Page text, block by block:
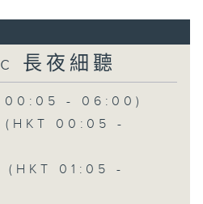
長夜細聽
00:05 - 06:00)
(HKT 00:05 -
(HKT 01:05 -